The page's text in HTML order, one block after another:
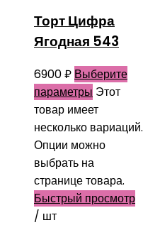
Торт Цифра
Ягодная 543
6900₽ Выберите
параметры Этот
товар имеет
несколько вариаций.
Опции можно
выбрать на
странице товара.
Быстрый просмотр
/ шт